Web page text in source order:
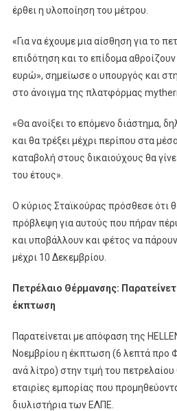
έρθει η υλοποίηση του μέτρου.
«Για να έχουμε μια αίσθηση για το
επιδότηση και το επίδομα
ευρώ», σημείωσε ο υπουργός και
στο άνοιγμα της πλατφόρμας
«Θα ανοίξει το επόμενο διάστημα,
και θα τρέξει μέχρι περίπου στα
καταβολή στους δικαιούχους θα
του έτους».
Ο κύριος Σταϊκούρας πρόσθεσε ότι
πρόβλεψη για αυτούς που πήραν
και υποβάλλουν και φέτος να
μέχρι 10 Δεκεμβρίου.
Πετρέλαιο Θέρμανσης:
έκπτωση
Παρατείνεται με απόφαση της
Νοεμβρίου η έκπτωση (6 λεπτά προ
ανά λίτρο) στην τιμή του
εταιρίες εμπορίας που
διυλιστήρια των ΕΛΠΕ.